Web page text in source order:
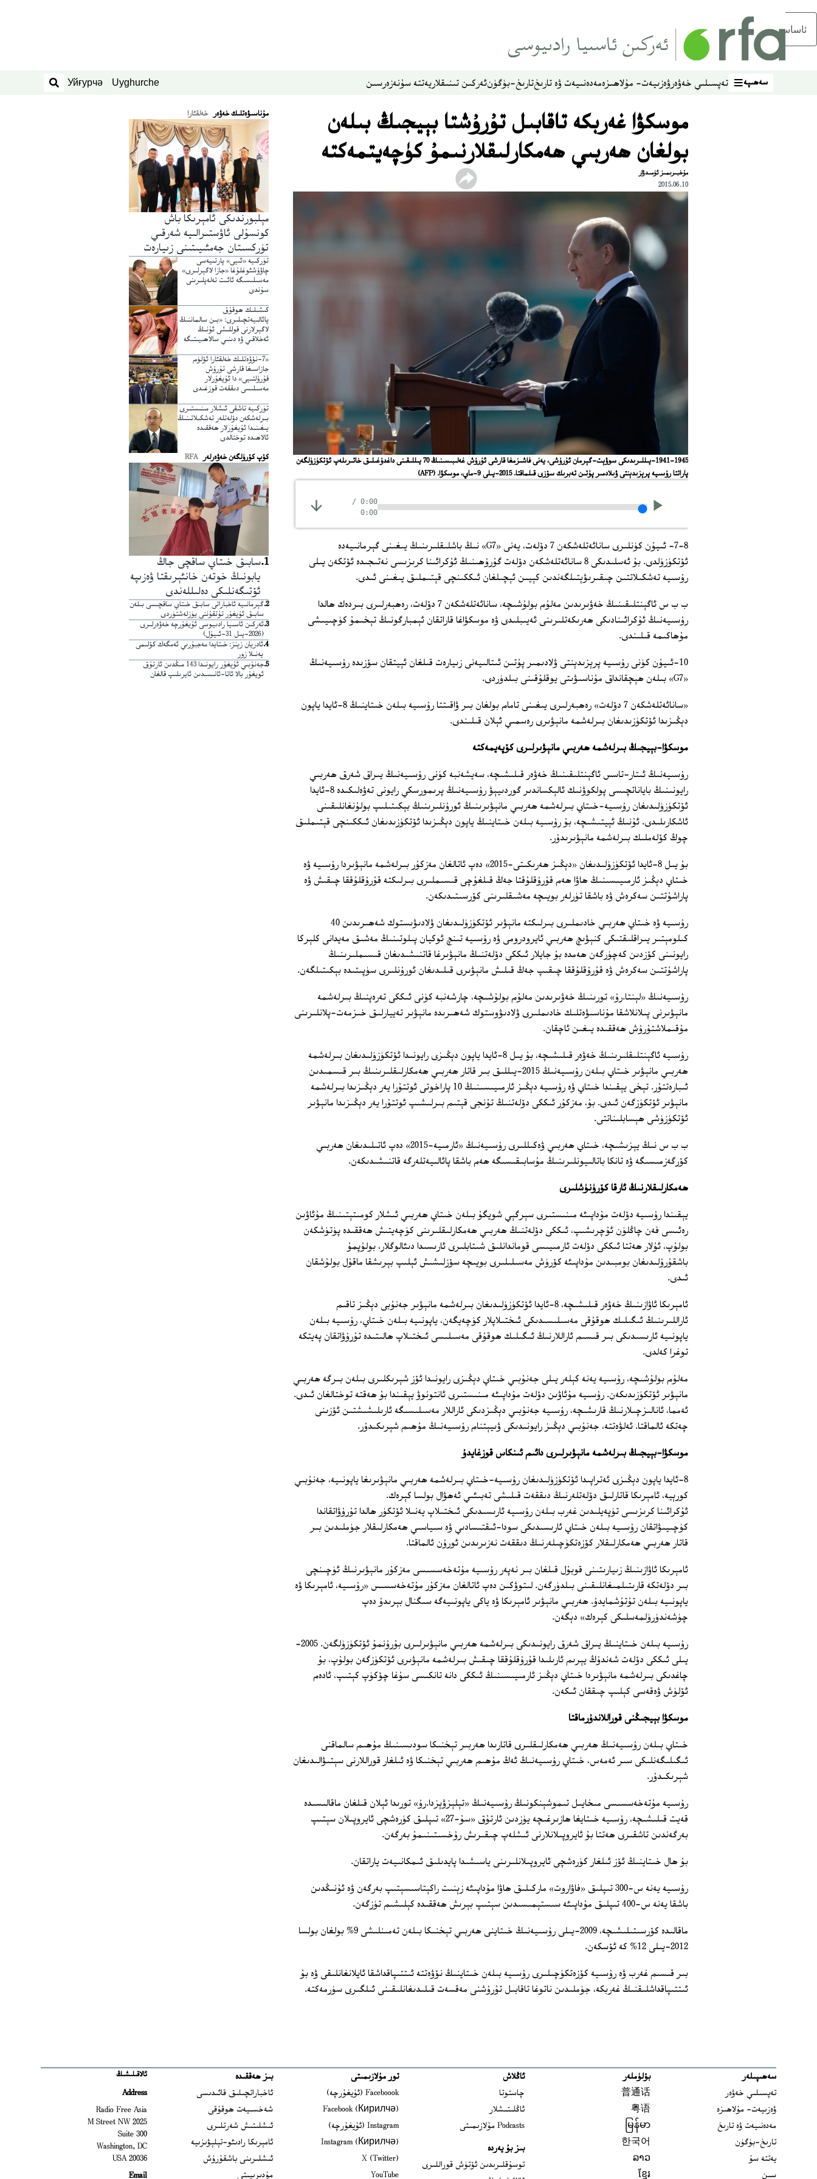
ئاساسلىق مەزمۇنغا ئاتلاڭ
سەھىپە
سەھىپە تەپسىلىي خەۋەرۋەزىيەت- مۇلاھىزەمەدەنىيەت ۋە تارىختارىخ-بۈگۈنئەركىن تىنىقلاريەتتە سۇنەزەرسىن Uyghurche
Уйғурчә
ئىزدەش
موسكۋا غەربكە تاقابىل تۇرۇشتا بېيجىڭ بىلەن
بولغان ھەربىي ھەمكارلىقلارنىمۇ كۈچەيتمەكتە
مۇخبىرىمىز ئۈمىدۋار
2015.06.10
1941-1945-يىللىرىدىكى سوۋېت-گېرمان ئۇرۇشى، يەنى فاشىزمغا قارشى ئۇرۇش غەلىبىسىنىڭ 70 يىللىقىنى داغدۇغىلىق خاتىرىلەپ ئۆتكۈزۈلگەن
پاراتتا رۇسىيە پرېزىدېنتى ۋىلادمىر پۇتىن تەبرىك سۆزى قىلماقتا. 2015-يىلى 9-ماي، موسكۋا.
(AFP)
0:00
/
0:00
7-8- ئىيۇن كۈنلىرى سانائەتلەشكەن 7 دۆلەت، يەنى «G7» نىڭ باشلىقلىرىنىڭ يىغىنى گېرمانىيەدە
ئۆتكۈزۈلدى. بۇ ئەسلىدىكى 8 سانائەتلەشكەن دۆلەت گۇرۇھىنىڭ ئۇكرائىنا كرىزىسى نەتىجىدە ئۆتكەن يىلى
رۇسىيە تەشكىلاتتىن چىقىرىۋېتىلگەندىن كېيىن ئېچىلغان ئىككىنچى قېتىملىق يىغىنى ئىدى.
ب ب س ئاگېنتلىقىنىڭ خەۋىرىدىن مەلۇم بولۇشىچە، سانائەتلەشكەن 7 دۆلەت، رەھبەرلىرى بىردەك ھالدا
رۇسىيەنىڭ ئۇكرائىنادىكى ھەرىكەتلىرىنى ئەيىبلىدى ۋە موسكۋاغا قاراتقان ئېمبارگونىڭ تېخىمۇ كۈچىيىشى
مۇھاكىمە قىلىندى.
10-ئىيۇن كۈنى رۇسىيە پرېزىدېنتى ۋلادىمىر پۇتىن ئىتالىيەنى زىيارەت قىلغان ئېيتقان سۆزىدە رۇسىيەنىڭ
«G7» بىلەن ھېچقانداق مۇناسىۋىتى يوقلۇقىنى بىلدۈردى.
«سانائەتلەشكەن 7 دۆلەت» رەھبەرلىرى يىغىنى تامام بولغان بىر ۋاقىتتا رۇسىيە بىلەن خىتاينىڭ 8-ئايدا ياپون
دېڭىزىدا ئۆتكۈزىدىغان بىرلەشمە مانېۋىرى رەسمىي ئېلان قىلىندى.
موسكۋا-بېيجىڭ بىرلەشمە ھەربىي مانېۋىرلىرى كۆپەيمەكتە
رۇسىيەنىڭ ئىتار-تاسس ئاگېنتلىقىنىڭ خەۋەر قىلىشىچە، سەيشەنبە كۈنى رۇسىيەنىڭ يىراق شەرق ھەربىي
رايونىنىڭ باياناتچىسى پولكوۋنىك ئالېكساندىر گوردىيېۋ رۇسىيەنىڭ پرىمورسكي رايونى تەۋەلىكىدە 8-ئايدا
ئۆتكۈزۈلىدىغان رۇسىيە-خىتاي بىرلەشمە ھەربىي مانېۋىرىنىڭ ئورۇنلىرىنىڭ بېكىتىلىپ بولۇنغانلىقىنى
ئاشكارىلىدى. ئۇنىڭ ئېيتىشىچە، بۇ رۇسىيە بىلەن خىتاينىڭ ياپون دېڭىزىدا ئۆتكۈزىدىغان ئىككىنچى قېتىملىق
چوڭ كۆلەملىك بىرلەشمە مانېۋىرىدۇر.
بۇ يىل 8-ئايدا ئۆتكۈزۈلىدىغان «دېڭىز ھەرىكىتى-2015» دەپ ئاتالغان مەزكۇر بىرلەشمە مانېۋىردا رۇسىيە ۋە
خىتاي دېڭىز ئارمىيىسىنىڭ ھاۋا ھەم قۇرۇقلۇقتا جەڭ قىلغۇچى قىسىملىرى بىرلىكتە قۇرۇقلۇققا چىقىش ۋە
پاراشۇتتىن سەكرەش ۋە باشقا تۈرلەر بويىچە مەشىقلىرىنى كۆرسىتىدىكەن.
رۇسىيە ۋە خىتاي ھەربىي خادىملىرى بىرلىكتە مانېۋىر ئۆتكۈزۈلىدىغان ۋلادىۋىستوك شەھىرىدىن 40
كىلومېتىر يىراقلىقتىكى كنېۋىچ ھەربىي ئايرودرومى ۋە رۇسىيە تىنچ ئوكيان پىلوتىنىڭ مەشىق مەيدانى كلېركا
رايونىنى كۆزدىن كەچۈرگەن ھەمدە بۇ جايلار ئىككى دۆلەتنىڭ مانېۋىرغا قاتنىشىدىغان قىسىملىرىنىڭ
پاراشۇتتىن سەكرەش ۋە قۇرۇقلۇققا چىقىپ جەڭ قىلىش مانېۋىرى قىلىدىغان ئورۇنلىرى سۈپىتىدە بېكىتىلگەن.
رۇسىيەنىڭ «لېنتا.رۇ» تورىنىڭ خەۋىرىدىن مەلۇم بولۇشىچە، چارشەنبە كۈنى ئىككى تەرەپنىڭ بىرلەشمە
مانېۋىرنى پىلانلاشقا مۇناسىۋەتلىك خادىملىرى ۋلادىۋوستوك شەھىرىدە مانېۋىر تەييارلىق خىزمەت-پلانلىرىنى
مۇقىملاشتۇرۇش ھەققىدە يىغىن ئاچقان.
رۇسىيە ئاگېنتلىقلىرىنىڭ خەۋەر قىلىشىچە، بۇ يىل 8-ئايدا ياپون دېڭىزى رايونىدا ئۆتكۈزۈلىدىغان بىرلەشمە
ھەربىي مانېۋىر خىتاي بىلەن رۇسىيەنىڭ 2015-يىللىق بىر قاتار ھەربىي ھەمكارلىقلىرىنىڭ بىر قىسمىدىن
ئىبارەتتۇر. تېخى يېقىندا خىتاي ۋە رۇسىيە دېڭىز ئارمىيىسىنىڭ 10 پاراخوتى ئوتتۇرا يەر دېڭىزىدا بىرلەشمە
مانېۋىر ئۆتكۈزگەن ئىدى. بۇ، مەزكۇر ئىككى دۆلەتنىڭ تۇنجى قېتىم بىرلىشىپ ئوتتۇرا يەر دېڭىزىدا مانېۋىر
ئۆتكۈزۈشى ھېسابلىناتتى.
ب ب س نىڭ يېزىشىچە، خىتاي ھەربىي ۋەكىللىرى رۇسىيەنىڭ «ئارمىيە-2015» دەپ ئاتىلىدىغان ھەربىي
كۆرگەزمىسىگە ۋە تانكا باتالىيونلىرىنىڭ مۇسابىقىسىگە ھەم باشقا پائالىيەتلەرگە قاتنىشىدىكەن.
ھەمكارلىقلارنىڭ ئارقا كۆرۈنۈشلىرى
يېقىندا رۇسىيە دۆلەت مۇداپىئە مىنىستىرى سېرگېي شويگۇ بىلەن خىتاي ھەربىي ئىشلار كومىتېتىنىڭ مۇئاۋىن
رەئىسى فەن چاڭلۈن ئۇچرىشىپ، ئىككى دۆلەتنىڭ ھەربىي ھەمكارلىقلىرىنى كۈچەيتىش ھەققىدە پۈتۈشكەن
بولۇپ، ئۇلار ھەتتا ئىككى دۆلەت ئارمىيىسى قوماندانلىق شىتابلىرى ئارىسىدا دىئالوگلار، بولۇپمۇ
باشقۇرۇلىدىغان بومبىدىن مۇداپىئە كۆرۈش مەسىلىلىرى بويىچە سۆزلىشىش ئېلىپ بېرىشقا ماقۇل بولۇشقان
ئىدى.
ئامېرىكا ئاۋازىنىڭ خەۋەر قىلىشىچە، 8-ئايدا ئۆتكۈزۈلىدىغان بىرلەشمە مانېۋىر جەنۇبى دېڭىز تاقىم
ئاراللىرىنىڭ ئىگىلىك ھوقۇقى مەسىلىسىدىكى ئىختىلاپلار كۈچەيگەن، ياپونىيە بىلەن خىتاي، رۇسىيە بىلەن
ياپونىيە ئارىسىدىكى بىر قىسىم ئاراللارنىڭ ئىگىلىك ھوقۇقى مەسىلىسى ئىختىلاپ ھالىتىدە تۇرۇۋاتقان پەيتكە
توغرا كەلدى.
مەلۇم بولۇشىچە، رۇسىيە يەنە كېلەر يىلى جەنۇبىي خىتاي دېڭىزى رايونىدا ئۆز شېرىكلىرى بىلەن بىرگە ھەربىي
مانېۋىر ئۆتكۈزىدىكەن. رۇسىيە مۇئاۋىن دۆلەت مۇداپىئە مىنىستىرى ئانتونوۋ يېقىندا بۇ ھەقتە توختالغان ئىدى.
ئەمما، ئانالىزچىلارنىڭ قارىشىچە، رۇسىيە جەنۇبىي دېڭىزدىكى ئاراللار مەسىلىسىگە ئارىلىشىشتىن ئۆزىنى
چەتكە ئالماقتا. ئەلۋەتتە، جەنۇبىي دېڭىز رايونىدىكى ۋىيېتنام رۇسىيەنىڭ مۇھىم شېرىكىدۇر.
موسكۋا-بېيجىڭ بىرلەشمە مانېۋىرلىرى دائىم ئىنكاس قوزغايدۇ
8-ئايدا ياپون دېڭىزى ئەتراپىدا ئۆتكۈزۈلىدىغان رۇسىيە-خىتاي بىرلەشمە ھەربىي مانېۋىرىغا ياپونىيە، جەنۇبىي
كورېيە، ئامېرىكا قاتارلىق دۆلەتلەرنىڭ دىققەت قىلىشى تەبىئىي ئەھۋال بولسا كېرەك.
ئۇكرائىنا كرىزىسى تۈپەيلىدىن غەرب بىلەن رۇسىيە ئارىسىدىكى ئىختىلاپ يەنىلا ئۆتكۈر ھالدا تۇرۇۋاتقاندا
كۈچىيىۋاتقان رۇسىيە بىلەن خىتاي ئارىسىدىكى سودا-ئىقتىسادىي ۋە سىياسىي ھەمكارلىقلار جۈملىدىن بىر
قاتار ھەربىي ھەمكارلىقلار كۆزەتكۈچىلەرنىڭ دىققەت نەزىرىدىن ئورۇن ئالماقتا.
ئامېرىكا ئاۋازىنىڭ زىيارىتىنى قوبۇل قىلغان بىر نەپەر رۇسىيە مۇتەخەسسىسى مەزكۇر مانېۋىرنىڭ ئۈچىنچى
بىر دۆلەتكە قارىتىلمىغانلىقىنى بىلدۈرگەن. لىتوۋكىن دەپ ئاتالغان مەزكۇر مۇتەخەسسىس «رۇسىيە، ئامېرىكا ۋە
ياپونىيە بىلەن تۇتۇشمايدۇ. ھەربىي مانېۋىر ئامېرىكا ۋە ياكى ياپونىيەگە سىگنال بېرىدۇ دەپ
چۈشەندۈرۈلمەسلىكى كېرەك» دېگەن.
رۇسىيە بىلەن خىتاينىڭ يىراق شەرق رايونىدىكى بىرلەشمە ھەربىي مانېۋىرلىرى بۇرۇنمۇ ئۆتكۈزۈلگەن. 2005-
يىلى ئىككى دۆلەت شەندۇڭ يېرىم ئارىلىدا قۇرۇقلۇققا چىقىش بىرلەشمە مانېۋىرى ئۆتكۈزگەن بولۇپ، بۇ
چاغدىكى بىرلەشمە مانېۋىردا خىتاي دېڭىز ئارمىيىسىنىڭ ئىككى دانە تانكىسى سۇغا چۆكۈپ كېتىپ، ئادەم
ئۆلۈش ۋەقەسى كېلىپ چىققان ئىكەن.
موسكۋا بېيجىڭنى قوراللاندۇرماقتا
خىتاي بىلەن رۇسىيەنىڭ ھەربىي ھەمكارلىقلىرى قاتارىدا ھەربىر تېخنىكا سودىسىنىڭ مۇھىم سالماقنى
ئىگىلىگەنلىكى سىر ئەمەس، خىتاي رۇسىيەنىڭ ئەڭ مۇھىم ھەربىي تېخنىكا ۋە ئىلغار قوراللارنى سېتىۋالىدىغان
شېرىكىدۇر.
رۇسىيە مۇتەخەسسىسى مىخايىل تىموشېنكونىڭ رۇسىيەنىڭ «تېلېزۋېزدا.رۇ» تورىدا ئېلان قىلغان ماقالىسىدە
قەيت قىلىشىچە، رۇسىيە خىتايغا ھازىرغىچە يۈزدىن ئارتۇق «سۇ-27» تىپلىق كۈرەشچى ئايروپىلان سېتىپ
بەرگەندىن تاشقىرى ھەتتا بۇ ئايروپىلانلارنى ئىشلەپ چىقىرىش رۇخسىتىنىمۇ بەرگەن.
بۇ ھال خىتاينىڭ ئۆز ئىلغار كۈرەشچى ئايروپىلانلىرىنى ياسىشىدا پايدىلىق ئىمكانىيەت ياراتقان.
رۇسىيە يەنە س-300 تىپلىق «فاۋاروت» ماركىلىق ھاۋا مۇداپىئە زېنىت راكېتاسىسېتىپ بەرگەن ۋە ئۇنىڭدىن
باشقا يەنە س-400 تىپلىق مۇداپىئە سىستېمىسىدىن سېتىپ بېرىش ھەققىدە كېلىشىم تۈزگەن.
ماقالىدە كۆرسىتىلىشىچە، 2009-يىلى رۇسىيەنىڭ خىتاينى ھەربىي تېخنىكا بىلەن تەمىنلىشى 9% بولغان بولسا
2012-يىلى 12% كە ئۆسكەن.
بىر قىسىم غەرب ۋە رۇسىيە كۆزەتكۈچىلىرى رۇسىيە بىلەن خىتاينىڭ نۆۋەتتە ئىتتىپاقداشقا ئايلانغانلىقى ۋە بۇ
ئىتتىپاقداشلىقنىڭ غەربكە، جۈملىدىن ناتوغا تاقابىل تۇرۇشنى مەقسەت قىلىدىغانلىقىنى ئىلگىرى سۈرمەكتە.
ﻣﯘﻧﺎﺳﯩﯟﻩﺗﻠﯩﻚ ﺧﻪﯞﻩﺭ خەلقئارا
مېلبورندىكى ئامېرىكا باش
كونسۇلى ئاۋستىرالىيە شەرقىي
تۈركسىتان جەمئىيىتىنى زىيارەت
قىلدى
تۈركىيە «ئىيى» پارتىيەسى
چاۋۇشئوغلۇغا «جازا لاگېرلىرى»
مەسىلىسىگە ئائىت تەلەپلىرىنى
سۇندى
كىشىلىك ھوقۇق
پائالىيەتچىلىرى: «بىن سالماننىڭ
لاگېرلارنى قوللىشى ئۇنىڭ
ئەخلاقىي ۋە دىنىي سالاھىيىتىگە
«7-نۆۋەتلىك خەلقئارا ئۆلۈم
جازاسىغا قارشى تۇرۇش
قۇرۇلتىيى» دا ئۇيغۇرلار
مەسىلىسى دىققەت قوزغىدى
تۈركىيە تاشقى ئىشلار مىنىستىرى
بىرلەشكەن دۆلەتلەر تەشكىلاتىنىڭ
يىغىنىدا ئۇيغۇرلار ھەققىدە
ئالاھىدە توختالدى
كۆپ كۆرۈلگەن خەۋەرلەر
RFA
1
.سابىق خىتاي ساقچى جاڭ
يابونىڭ خوتەن خانئېرىقتا ۋەزىپە
ئۆتىگەنلىكى دەلىللەندى
2
.گېرمانىيە ئاخباراتى سابىق خىتاي ساقچىسى بىلەن
سابىق ئۇيغۇر تۇتقۇننى يۈزلەشتۈردى
3
.ئەركىن ئاسىيا رادىيوسى ئۇيغۇرچە خەۋەرلىرى
(2026-يىل 31-ئىيۇل)
4
.ئادريان زېنز: خىتايدا مەجبۇرىي ئەمگەك كۆلىمى
يەنىلا زور
5
.
جەنۇبىي ئۇيغۇر رايونىدا 143 مىڭدىن ئارتۇق
ئويغۇر بالا ئاتا-ئانىسىدىن ئايرىلىپ قالغان
سەھىپىلەر
تەپسىلىي خەۋەر
ۋەزىيەت- مۇلاھىزە
مەدەنىيەت ۋە تارىخ
تارىخ-بۈگۈن
يەتتە سۇ
سىن
بۆلۈملەر
普通话
粤语
မြန်မာ
한국어
ລາວ
ខ្មែរ
ئاڭلاش
چاستوتا
ئاڭلىتىشلار
Podcasts مۇلازىمىتى
بىز بۇ يەردە
توسۇقلىرىدىن ئۆتۈش قوراللىرى Opens in new window
تور مۇلازىمىتى
Faceboook (ئۇيغۇرچە)
Opens in new window
Facebook (Кирилчә)
Opens in new window
Instagram (ئۇيغۇرچە)
Opens in new window
Instagram (Кирилчә)
Opens in new window
X (Twitter)
Opens in new window
YouTube
Opens in new window
بىز ھەققىدە
ئاخباراتچىلىق قائىدىسى
شەخسىيەت ھوقۇقى
ئىشلىتىش شەرتلىرى
ئامېرىكا رادىئو-تېلېۋىزىيە
ئىشلىرىنى باشقۇرۇش
مۇدىرىيىتى
ئالاقىلىشىڭ
Address
Radio Free Asia
2025 M Street NW
Suite 300
Washington, DC
20036 USA
Email